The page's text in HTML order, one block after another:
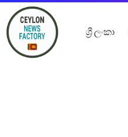
ශ්‍රී ලංකා